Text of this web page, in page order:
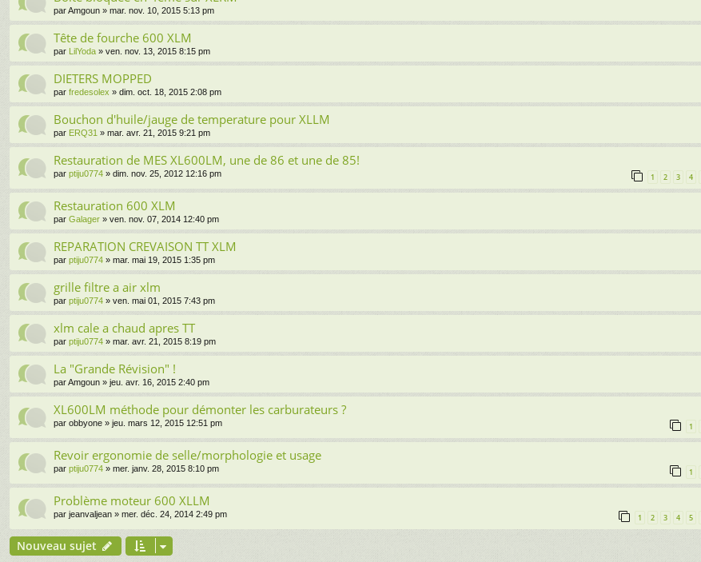
parAmgoun » mar. nov. 10, 2015 5:13 pm
Tête de fourche 600 XLM
par LilYoda » ven. nov. 13, 2015 8:15 pm
DIETERS MOPPED
par fredesolex » dim. oct. 18, 2015 2:08 pm
Bouchon d'huile/jauge de temperature pour XLLM
par ERQ31 » mar. avr. 21, 2015 9:21 pm
Restauration de MES XL600LM, une de 86 et une de 85!
par ptiju0774 » dim. nov. 25, 2012 12:16 pm 1 2 3 4
Restauration 600 XLM
par Galager » ven. nov. 07, 2014 12:40 pm
REPARATION CREVAISON TT XLM
par ptiju0774 » mar. mai 19, 2015 1:35 pm
grille filtre a air xlm
par ptiju0774 » ven. mai 01, 2015 7:43 pm
xlm cale a chaud apres TT
par ptiju0774 » mar. avr. 21, 2015 8:19 pm
La "Grande Révision" !
parAmgoun » jeu. avr. 16, 2015 2:40 pm
XL600LM méthode pour démonter les carburateurs ?
par obbyone » jeu. mars 12, 2015 12:51 pm 1
Revoir ergonomie de selle/morphologie et usage
par ptiju0774 » mer. janv. 28, 2015 8:10 pm 1
Problème moteur 600 XLLM
par jeanvaljean » mer. déc. 24, 2014 2:49 pm 1 2 3 4 5
Nouveau sujet